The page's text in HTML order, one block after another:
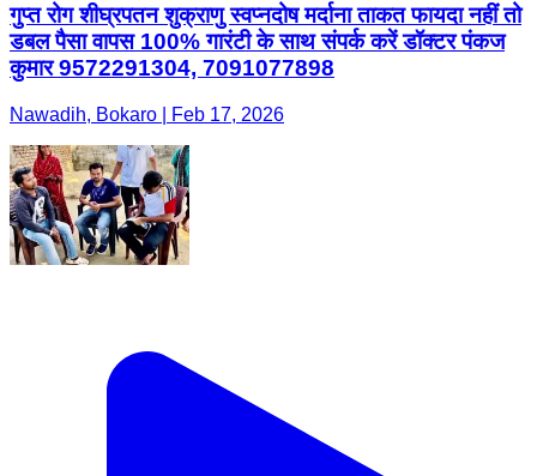
गुप्त रोग शीघ्रपतन शुक्राणु स्वप्नदोष मर्दाना ताकत फायदा नहीं तो
डबल पैसा वापस 100% गारंटी के साथ संपर्क करें डॉक्टर पंकज
कुमार 9572291304, 7091077898
Nawadih, Bokaro | Feb 17, 2026